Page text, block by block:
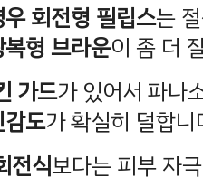
회전형 필립스는
형 브라운이 좀 더
가드가 있어서 파나
도가 확실히 덜합니
전식보다는 피부 자